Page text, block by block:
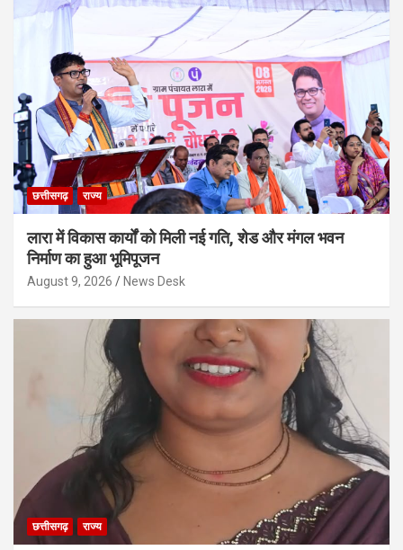
छत्तीसगढ़ राज्य
लारा में विकास कार्यों को मिली नई गति, शेड और मंगल भवन
निर्माण का हुआ भूमिपूजन
August 9, 2026 News Desk
छत्तीसगढ़ राज्य